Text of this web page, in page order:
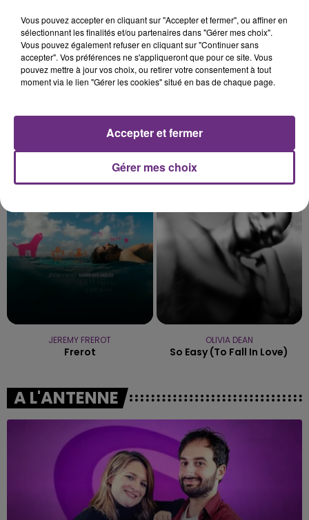
TAYLOR SWIFT
I Knew It, I Knew You
MAROON 5
What Lovers Do
JEREMY FREROT
Frerot
OLIVIA DEAN
So Easy (to Fall In Love)
A L'ANTENNE
Vous pouvez accepter en cliquant sur "Accepter et fermer", ou affiner en
sélectionnant les finalités et/ou partenaires dans "Gérer mes choix".
Vous pouvez également refuser en cliquant sur "Continuer sans
accepter". Vos préférences ne s'appliqueront que pour ce site. Vous
pouvez mettre à jour vos choix, ou retirer votre consentement à tout
moment via le lien "Gérer les cookies" situé en bas de chaque page.
Gérer mes choix
Accepter et fermer